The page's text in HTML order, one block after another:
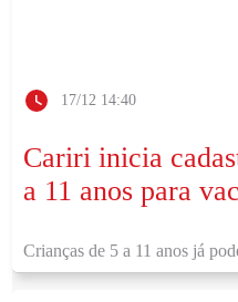
17/12 14:40
Cariri inicia
a 11 anos para
Crianças de 5 a 11 anos já